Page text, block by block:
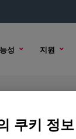
성 지원
쿠키 정보